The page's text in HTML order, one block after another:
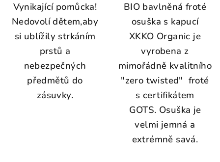
Vynikající pomůcka!
Nedovolí dětem,aby
si ublížily strkáním
prstů a
nebezpečných
předmětů do
zásuvky.
BIO bavlněná froté
osuška s kapucí
XKKO Organic je
vyrobena z
mimořádně kvalitního
"zero twisted" froté
s certifikátem
GOTS. Osuška je
velmi jemná a
extrémně savá.